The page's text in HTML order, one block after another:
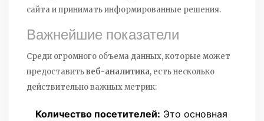
сайта и принимать информированные решения.
Важнейшие показатели
Среди огромного объема данных, которые может
предоставитьвеб-аналитика, есть несколько
действительно важных метрик:
Количество посетителей: Это основная